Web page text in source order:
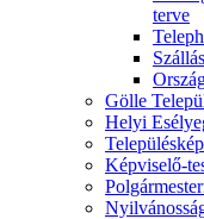
terve
Gölle
Helyi
Képviselő-